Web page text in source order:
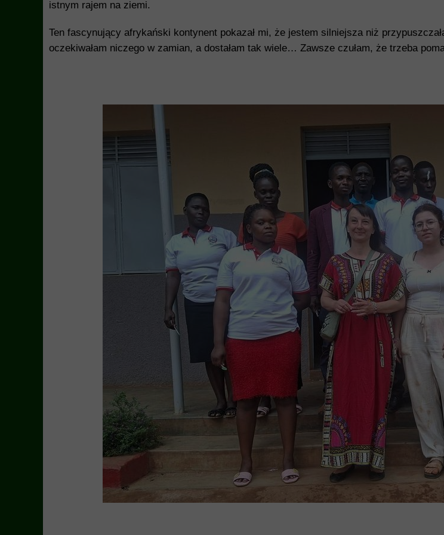
istnym rajem na ziemi.
Ten fascynujący afrykański kontynent pokazał mi, że jestem silniejsza niż
oczekiwałam niczego w zamian, a dostałam tak wiele… Zawsze czułam, że trzeba